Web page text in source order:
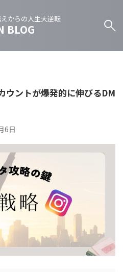
からの人生大逆転
BLOG
ウントが爆発的に伸びるDM
6日